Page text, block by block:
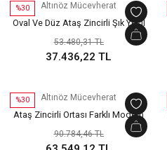
%30 Altınöz Mücevherat
Oval Ve Düz Ataş Zincirli Şık Yeşil
Altın Bileklik
53.480,31 TL
37.436,22 TL
%30 Altınöz Mücevherat
Ataş Zincirli Ortası Farklı Modern
Figür Mine Nazarlıklı Şık Yeşil Altın
Bileklik
90.784,46 TL